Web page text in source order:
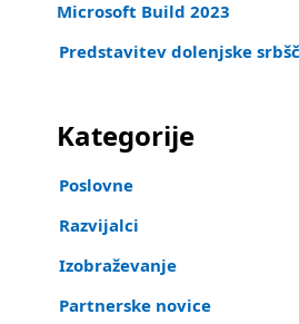
Microsoft Build 2023
Predstavitev dolenjske
Kategorije
Poslovne
Razvijalci
Izobraževanje
Partnerske novice